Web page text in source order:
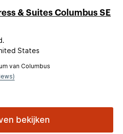
& Suites Columbus SE
States
van Columbus
bekijken